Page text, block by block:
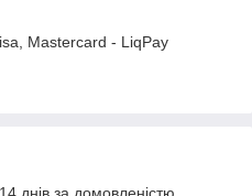
Mastercard - LiqPay